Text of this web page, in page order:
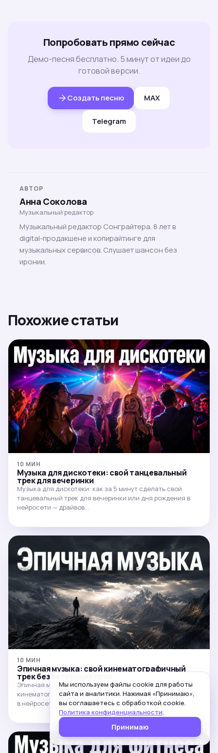
Попробовать прямо сейчас
Демо-песня бесплатно. 5 минут от идеи до
готовой версии.
Создать песню MAX
Telegram
АВТОР
Анна Соколова
Музыкальный редактор
Музыкальный редактор Сонграйтера. 8 лет в
digital-продакшене и копирайтинге для
музыкальных сервисов. Слушает шансон без
иронии.
Похожие статьи
10 МИН
Музыка для дискотеки: свой танцевальный
трек для вечеринки
Музыка для дискотеки: как за 5 минут сделать свой
танцевальный трек для вечеринки или дня рождения в
нейросети — драйвов…
10 МИН
Эпичная музыка: свой кинематографичный
трек без авторских прав
Эпичная музыка: как за 5 минут сделать свой
кинематографичный трек для трейлера, эдита или видео
в нейросети — мощно, бе…
Мы используем файлы cookie для работы
сайта и аналитики. Нажимая «Принимаю»,
вы соглашаетесь с обработкой cookie.
Политика конфиденциальности.
Принимаю